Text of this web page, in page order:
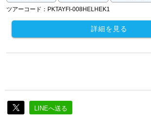
ツアーコード：PKTAYFI-008HELHEK1
詳細を見る
LINEへ送る